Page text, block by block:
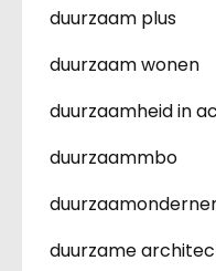
duurzaam plus
duurzaam wonen
duurzaamheid in
duurzaammbo
duurzame